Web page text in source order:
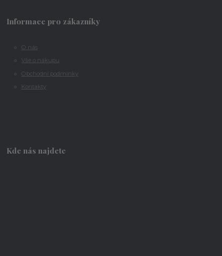
Informace pro zákazníky
O nás
Vše o nákupu
Obchodní podmínky
Kontakty
Kde nás najdete